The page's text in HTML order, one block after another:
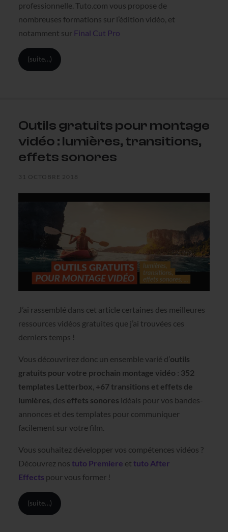
professionnelle. Tuto.com vous propose de
nombreuses formations sur l’édition vidéo, et
notamment sur Final Cut Pro
(suite…)
Outils gratuits pour montage
vidéo : lumières, transitions,
effets sonores
31 OCTOBRE 2018
J’ai rassemblé dans cet article certaines des meilleures
ressources vidéos gratuites que j’ai trouvées ces
derniers temps !
Vous découvrirez donc un ensemble varié d’outils
gratuits pour votre prochain montage vidéo : 352
templates Letterbox, +67 transitions et effets de
lumières, des effets sonores idéals pour vos bandes-
annonces et des templates pour communiquer
facilement sur votre film.
Vous souhaitez développer vos compétences vidéos ?
Découvrez nos tuto Premiere et tuto After
Effects pour vous former !
(suite…)